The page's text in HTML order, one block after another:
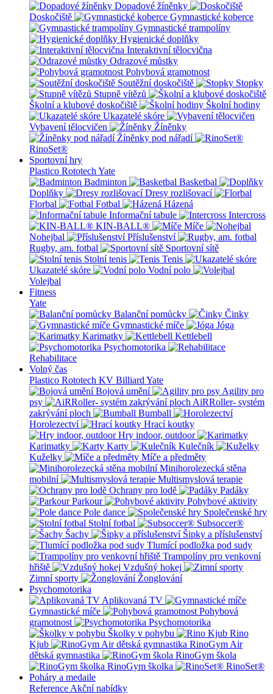
Dopadové žíněnky
Doskočiště
Gymnastické koberce
Gymnastické trampolíny
Hygienické doplňky
Interaktivní tělocvična
Odrazové můstky
Pohybová gramotnost
Soutěžní doskočiště
Stopky
Stupně vítězů
Školní a klubové doskočiště
Školní hodiny
Ukazatelé skóre
Vybavení tělocvičen
Žíněnky
Žíněnky pod nářadí
RinoSet®
Sportovní hry
Plastico Rototech Yate
Badminton
Basketbal
Doplňky
Dresy rozlišovací
Florbal
Fotbal
Házená
Informační tabule
Intercross
KIN-BALL®
Míče
Nohejbal
Příslušenství
Rugby, am. fotbal
Sportovní sítě
Stolní tenis
Tenis
Ukazatelé skóre
Vodní polo
Volejbal
Fitness
Yate
Balanční pomůcky
Činky
Gymnastické míče
Jóga
Karimatky
Kettlebell
Psychomotorika
Rehabilitace
Volný čas
Plastico Rototech KV Billiard Yate
Bojová umění
Agility pro
psy
AiRRoller- systém
zakrývání ploch
Bumball
Horolezectví
Hrací koutky
Hry indoor, outdoor
Karimatky
Karty
Kulečník
Kuželky
Míče a předměty
Minihorolezecká stěna
mobilní
Multismyslová terapie
Ochrany pro lodě
Padáky
Parkour
Pohybové aktivity
Pole dance
Společenské hry
Stolní fotbal
Subsoccer®
Šachy
Šipky a příslušenství
Tlumící podložka pod sudy
Trampolíny pro venkovní
hřiště
Vzdušný hokej
Zimní sporty
Žonglování
Psychomotorika
Aplikovaná TV
Gymnastické míče
Pohybová
gramotnost
Psychomotorika
Školky v pohybu
Rino
Kjub
RinoGym Air
dětská gymnastika
RinoGym škola
RinoGym školka
RinoSet®
Poháry a medaile
Reference Akční nabídky